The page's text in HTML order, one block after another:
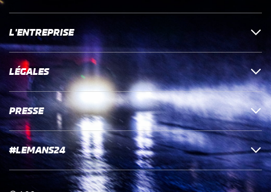
L'ENTREPRISE
LÉGALES
PRESSE
#LEMANS24